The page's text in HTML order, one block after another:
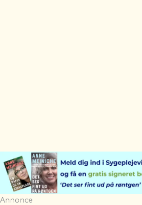
Annonce